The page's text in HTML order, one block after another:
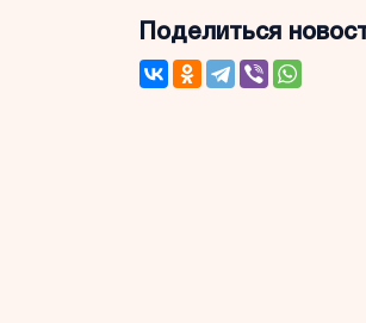
Поделиться